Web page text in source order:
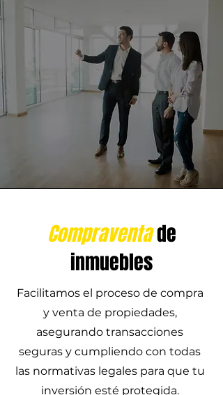
Compraventade
inmuebles
Facilitamos el proceso de compra
y venta de propiedades,
asegurando transacciones
seguras y cumpliendo con todas
las normativas legales para que tu
inversión esté protegida.